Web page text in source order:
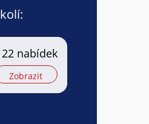
22 nabídek
Zobrazit